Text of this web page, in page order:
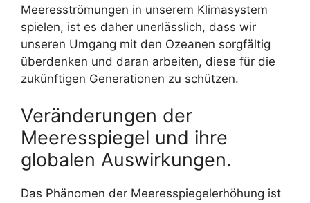
Meeresströmungen in unserem Klimasystem
spielen, ist es daher unerlässlich, dass wir
unseren Umgang mit den Ozeanen sorgfältig
überdenken und daran arbeiten, diese für die
zukünftigen Generationen zu schützen.
Veränderungen der
Meeresspiegel und ihre
globalen Auswirkungen.
Das Phänomen der Meeresspiegelerhöhung ist